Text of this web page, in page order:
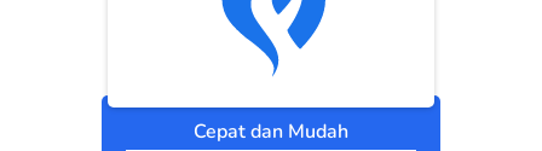
Cepat dan Mudah